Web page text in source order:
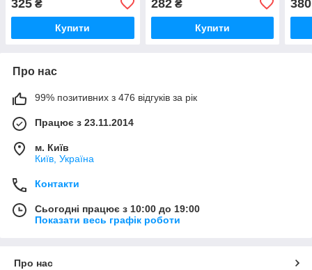
325 ₴
Купити
282₴
Купити
380
Про нас
99% позитивних з 476 відгуків за рік
Працює з 23.11.2014
м. Київ
Київ, Україна
Контакти
Сьогодні працює з 10:00 до 19:00
Показати весь графік роботи
Про нас